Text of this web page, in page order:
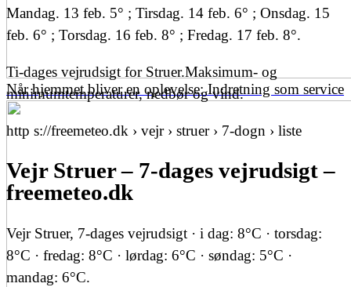
Når hjemmet bliver en oplevelse: Indretning som service
Mandag. 13 feb. 5° ; Tirsdag. 14 feb. 6° ; Onsdag. 15
feb. 6° ; Torsdag. 16 feb. 8° ; Fredag. 17 feb. 8°.
Ti-dages vejrudsigt for Struer.Maksimum- og
minimumtemperaturer, nedbør og vind.
http s://freemeteo.dk › vejr › struer › 7-dogn › liste
Vejr Struer – 7-dages vejrudsigt –
freemeteo.dk
Vejr Struer, 7-dages vejrudsigt · i dag: 8°C · torsdag:
8°C · fredag: 8°C · lørdag: 6°C · søndag: 5°C ·
mandag: 6°C.